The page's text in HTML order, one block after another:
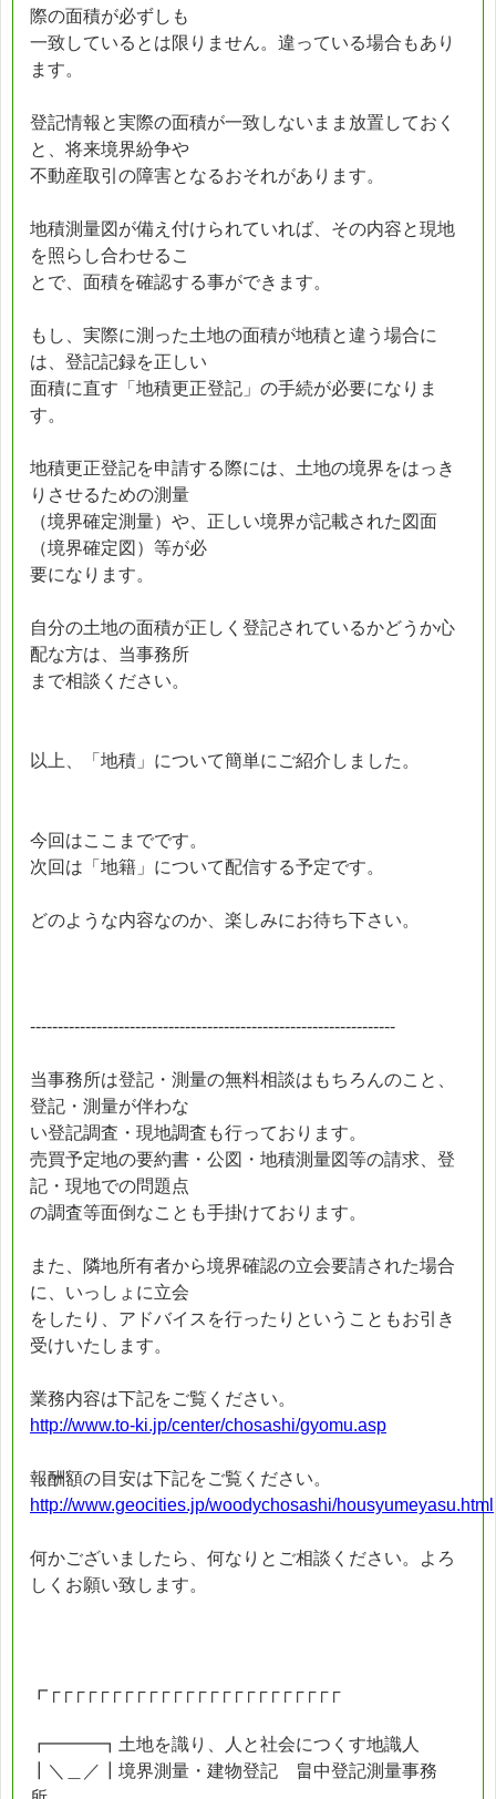
際の面積が必ずしも
一致しているとは限りません。違っている場合もあり
ます。
登記情報と実際の面積が一致しないまま放置しておく
と、将来境界紛争や
不動産取引の障害となるおそれがあります。
地積測量図が備え付けられていれば、その内容と現地
を照らし合わせるこ
とで、面積を確認する事ができます。
もし、実際に測った土地の面積が地積と違う場合に
は、登記記録を正しい
面積に直す「地積更正登記」の手続が必要になりま
す。
地積更正登記を申請する際には、土地の境界をはっき
りさせるための測量
（境界確定測量）や、正しい境界が記載された図面
（境界確定図）等が必
要になります。
自分の土地の面積が正しく登記されているかどうか心
配な方は、当事務所
まで相談ください。
以上、「地積」について簡単にご紹介しました。
今回はここまでです。
次回は「地籍」について配信する予定です。
どのような内容なのか、楽しみにお待ち下さい。
------------------------------------------------------------------
当事務所は登記・測量の無料相談はもちろんのこと、
登記・測量が伴わな
い登記調査・現地調査も行っております。
売買予定地の要約書・公図・地積測量図等の請求、登
記・現地での問題点
の調査等面倒なことも手掛けております。
また、隣地所有者から境界確認の立会要請された場合
に、いっしょに立会
をしたり、アドバイスを行ったりということもお引き
受けいたします。
業務内容は下記をご覧ください。
http://www.to-ki.jp/center/chosashi/gyomu.asp
報酬額の目安は下記をご覧ください。
http://www.geocities.jp/woodychosashi/housyumeyasu.html
何かございましたら、何なりとご相談ください。よろ
しくお願い致します。
┏┌┌┌┌┌┌┌┌┌┌┌┌┌┌┌┌┌┌┌┌┌┌┌┌
┏━━━┓土地を識り、人と社会につくす地識人
┃＼＿／┃境界測量・建物登記 畠中登記測量事務